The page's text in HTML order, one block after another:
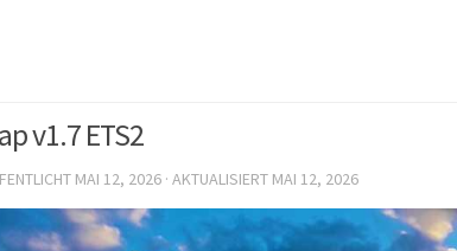
v1.7 ETS2
MAI 12, 2026 · AKTUALISIERT MAI 12, 2026